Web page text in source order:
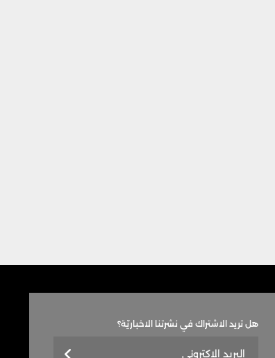
هل تريد الاشتراك في نشرتنا الاخباريّة؟